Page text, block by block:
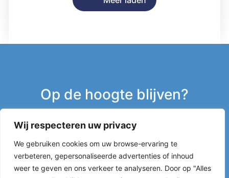
Wij respecteren uw privacy
We gebruiken cookies om uw browse-ervaring te
verbeteren, gepersonaliseerde advertenties of inhoud
weer te geven en ons verkeer te analyseren. Door op "Alles
Op de hoogte blijven?
Inschrijven nieuwsbrief